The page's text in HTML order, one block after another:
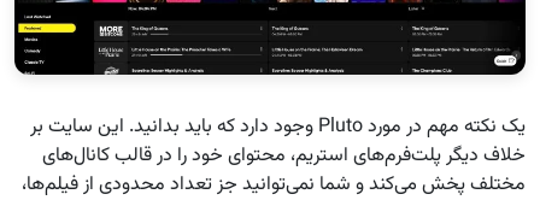
یک نکته مهم در مورد Pluto وجود دارد که باید بدانید. این سایت بر
خلاف دیگر پلت‌فرم‌های استریم، محتوای خود را در قالب کانال‌های
مختلف پخش می‌کند و شما نمی‌توانید جز تعداد محدودی از فیلم‌ها،